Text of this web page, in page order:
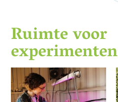
Ruimte voor
experimenten